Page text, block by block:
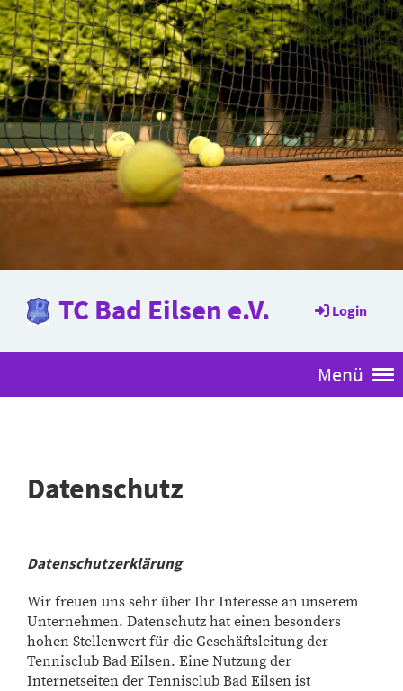
TC Bad Eilsen e.V. Login
Menü
Datenschutz
Datenschutzerklärung
Wir freuen uns sehr über Ihr Interesse an unserem
Unternehmen. Datenschutz hat einen besonders
hohen Stellenwert für die Geschäftsleitung der
Tennisclub Bad Eilsen. Eine Nutzung der
Internetseiten der Tennisclub Bad Eilsen ist